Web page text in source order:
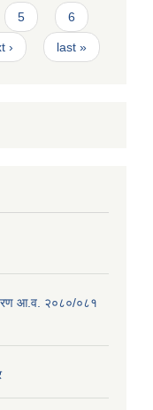
5 6
› last »
आ.व. २०८०/०८१